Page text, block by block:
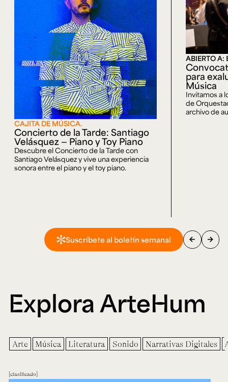
CAJITA DE MÚSICA.
Concierto de la Tarde: Santiago
Velásquez — Piano y Toy Piano
Descubre el Concierto de la Tarde con
Santiago Velásquez y vive una experiencia
sonora entre el piano y el toy piano.
ABIERTO A:
para
Música
Invitamos a
de
archivo de
Suscríbete al boletín semanal arrow_back arrow_forward
Explora ArteHum
Arte Música Literatura Sonido Narrativas Digitales
clasificado